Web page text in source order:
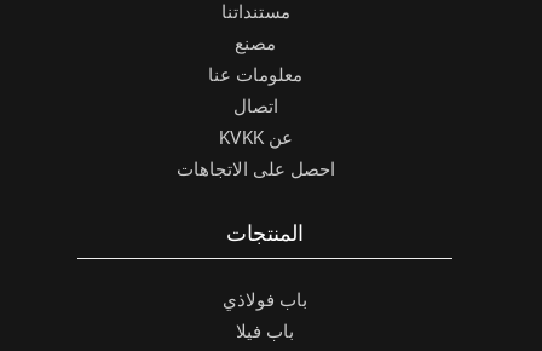
مستنداتنا
مصنع
معلومات عنا
اتصال
عن KVKK
احصل على الاتجاهات
المنتجات
باب فولاذي
باب فيلا